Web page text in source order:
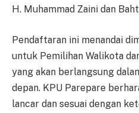
H. Muhammad Zaini dan
Pendaftaran ini menandai
untuk Pemilihan Walikota
yang akan berlangsung
depan. KPU Parepare
lancar dan sesuai dengan